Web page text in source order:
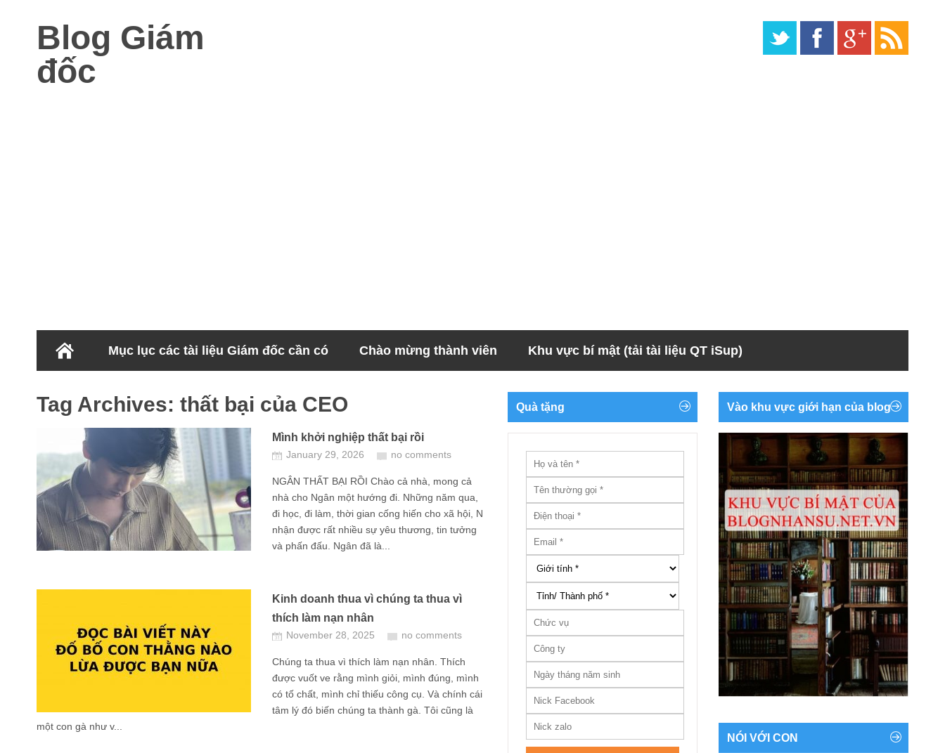
Blog Giám
đốc
Mục lục các tài liệu Giám đốc cần có Chào mừng thành viên Khu vực bí mật (tải tài liệu QT iSup)
Tag Archives: thất bại của CEO
Mình khởi nghiệp thất bại rồi
January 29, 2026 no comments
NGÂN THẤT BẠI RỒI Chào cả nhà, mong cả
nhà cho Ngân một hướng đi. Những năm qua,
đi học, đi làm, thời gian cống hiến cho xã hội, N
nhận được rất nhiều sự yêu thương, tin tưởng
và phấn đấu. Ngân đã là...
Kinh doanh thua vì chúng ta thua vì
thích làm nạn nhân
November 28, 2025 no comments
Chúng ta thua vì thích làm nạn nhân. Thích
được vuốt ve rằng mình giỏi, mình đúng, mình
có tố chất, mình chỉ thiếu công cụ. Và chính cái
tâm lý đó biến chúng ta thành gà. Tôi cũng là
một con gà như v...
Quà tặng Vào khu vực giới hạn của blog
NÓI VỚI CON